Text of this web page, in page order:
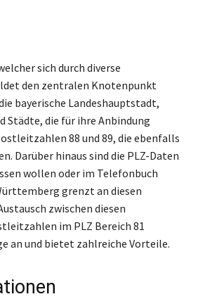
sich durch diverse
den zentralen Knotenpunkt
bayerische Landeshauptstadt,
Städte, die für ihre Anbindung
88 und 89, die ebenfalls
Darüber hinaus sind die PLZ-Daten
wollen oder im Telefonbuch
grenzt an diesen
zwischen diesen
im PLZ Bereich 81
an und bietet zahlreiche Vorteile.